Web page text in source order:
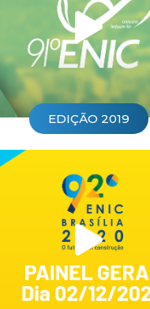
EDIÇÃO 2019